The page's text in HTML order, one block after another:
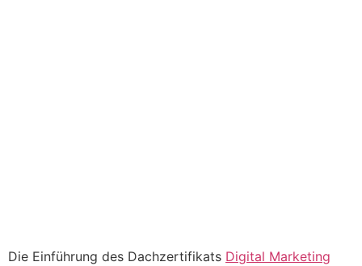
Die Einführung des Dachzertifikats Digital Marketing